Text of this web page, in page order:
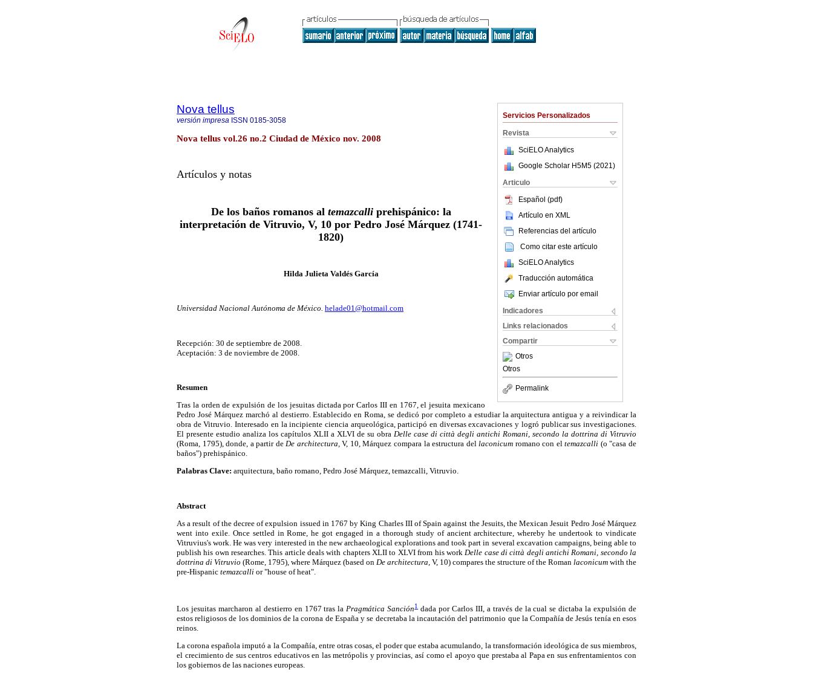
Servicios Personalizados
Revista
SciELO Analytics
Google Scholar H5M5 (2021 )
Articulo
Español (pdf)
Artículo en XML
Referencias del artículo
Como citar este artículo
SciELO Analytics
Traducción automática
Enviar artículo por email
Indicadores
Links relacionados
Compartir
Otros
Otros
Permalink
Nova tellus
versión impresa ISSN 0185-3058
Nova tellus vol.26 no.2 Ciudad de México nov. 2008
Artículos y notas
De los baños romanos al temazcalliprehispánico: la
interpretación de Vitruvio, V, 10 por Pedro José Márquez (1741-
1820)
Hilda Julieta Valdés García
Universidad Nacional Autónoma de México. helade01@hotmail.com
Recepción: 30 de septiembre de 2008.
Aceptación: 3 de noviembre de 2008.
Resumen
Tras la orden de expulsión de los jesuitas dictada por Carlos III en 1767, el jesuita mexicano
Pedro José Márquez marchó al destierro. Establecido en Roma, se dedicó por completo a estudiar la arquitectura antigua y a reivindicar la
obra de Vitruvio. Interesado en la incipiente ciencia arqueológica, participó en diversas excavaciones y logró publicar sus investigaciones.
El presente estudio analiza los capítulos XLII a XLVI de su obra Delle case di città degli antichi Romani, secondo la dottrina di Vitruvio
(Roma, 1795), donde, a partir deDe architectura,V, 10, Márquez compara la estructura dellaconicum romano con eltemazcalli (o "casa de
baños") prehispánico.
Palabras Clave: arquitectura, baño romano, Pedro José Márquez, temazcalli, Vitruvio.
Abstract
As a result of the decree of expulsion issued in 1767 by King Charles III of Spain against the Jesuits, the Mexican Jesuit Pedro José Márquez
went into exile. Once settled in Rome, he got engaged in a thorough study of ancient architecture, whereby he undertook to vindicate
Vitruvius's work. He was very interested in the new archaeological explorations and took part in several excavation campaigns, being able to
publish his own researches. This article deals with chapters XLII to XLVI from his work Delle case di città degli antichi Romani, secondo la
dottrina di Vitruvio (Rome, 1795), where Márquez (based on De architectura, V, 10) compares the structure of the Roman laconicum with the
pre-Hispanic temazcalli or "house of heat".
Los jesuitas marcharon al destierro en 1767 tras la Pragmática Sanción1dada por Carlos III, a través de la cual se dictaba la expulsión de
estos religiosos de los dominios de la corona de España y se decretaba la incautación del patrimonio que la Compañía de Jesús tenía en esos
reinos.
La corona española imputó a la Compañía, entre otras cosas, el poder que estaba acumulando, la transformación ideológica de sus miembros,
el crecimiento de sus centros educativos en las metrópolis y provincias, así como el apoyo que prestaba al Papa en sus enfrentamientos con
los gobiernos de las naciones europeas.